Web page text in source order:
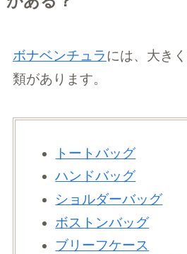
ボナベンチュラ には、大き
類があります。
トートバッグ
ハンドバッグ
ショルダーバッグ
ボストンバッグ
ブリーフケース